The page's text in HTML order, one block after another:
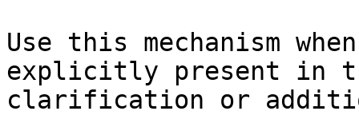
Use this mechanism
explicitly present in
clarification or